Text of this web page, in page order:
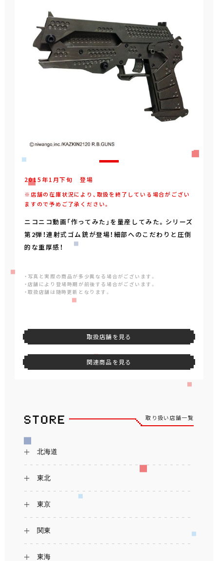
2015年1 月下旬 登場
※店舗の在庫状況により、取扱を終了している場合がござい
ますので予めご了承ください。
ニコニコ動画「作ってみた」を量産してみた。シリーズ
第2弾！連射式ゴム銃が登場！細部へのこだわりと圧倒
的な重厚感！
・写真と実際の商品が多少異なる場合がございます。
・店舗により登場時期が前後する場合がございます。
・取扱店舗は随時更新となります。
取扱店舗を見る
関連商品を見る
取り扱い店舗一覧
北海道
東北
東京
関東
東海